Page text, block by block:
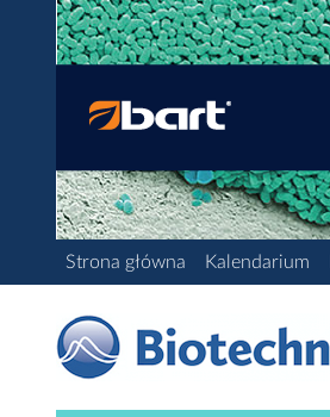
Strona główna Kalendarium